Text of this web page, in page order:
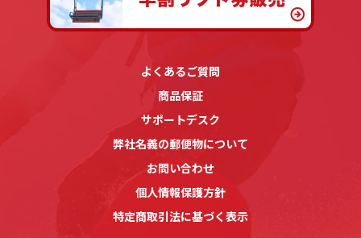
よくあるご質問
商品保証
サポートデスク
弊社名義の郵便物について
お問い合わせ
個人情報保護方針
特定商取引法に基づく表示